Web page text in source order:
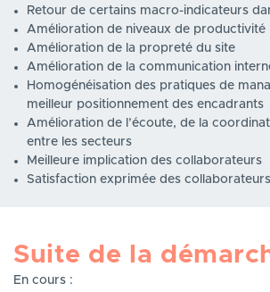
Retour de certains macro-indicateurs
Amélioration de niveaux de productivité
Amélioration de la propreté du site
Amélioration de la communication
Homogénéisation des pratiques de
meilleur positionnement des encadrants
Amélioration de l’écoute, de la
entre les secteurs
Meilleure implication des collaborateurs
Satisfaction exprimée des
Suite de la
En cours :